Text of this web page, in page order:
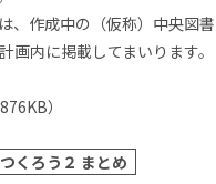
、作成中の（仮称）中央図書
内に掲載してまいります。
）
くろう２ まとめ